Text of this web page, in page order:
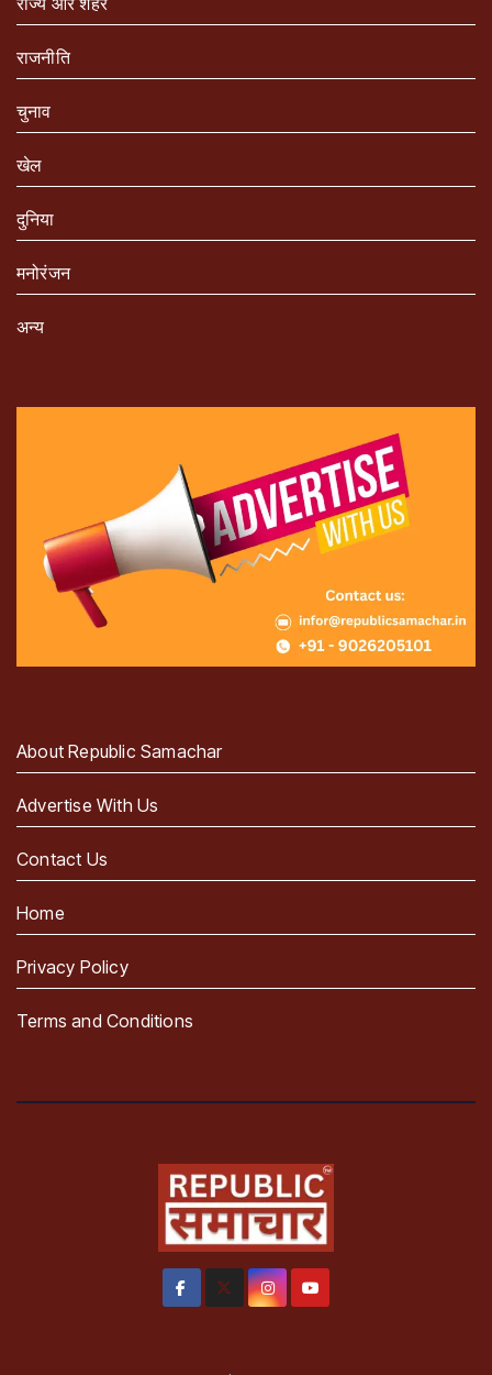
राजनीति
चुनाव
खेल
दुनिया
मनोरंजन
अन्य
About Republic Samachar
Advertise With Us
Contact Us
Home
Privacy Policy
Terms and Conditions